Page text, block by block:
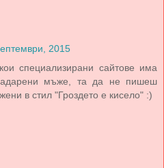
2015
специализирани сайтове има
мъже, та да не пишеш
в стил "Гроздето е кисело" :)